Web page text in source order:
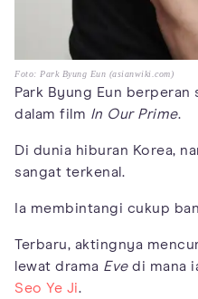
Foto: Park Byung Eun (asianwiki.com)
Park Byung Eun berperan
dalam film In Our Prime.
Di dunia hiburan Korea,
sangat terkenal.
Ia membintangi cukup
Terbaru, aktingnya
lewat drama Eve di mana
Seo Ye Ji.